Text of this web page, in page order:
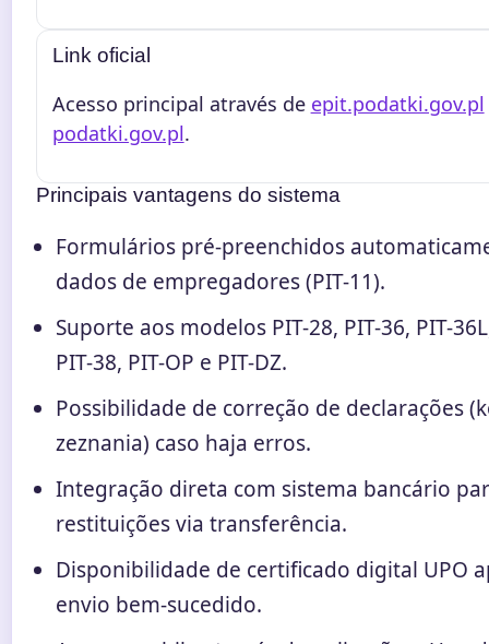
Link oficial
Acesso principal através de epit.podatki.gov.pl
podatki.gov.pl.
Principais vantagens do sistema
Formulários pré-preenchidos
dados de empregadores (PIT-11).
Suporte aos modelos PIT-28, PIT-36, PIT-
PIT-38, PIT-OP e PIT-DZ.
Possibilidade de correção de declarações
zeznania) caso haja erros.
Integração direta com sistema bancário
restituições via transferência.
Disponibilidade de certificado digital UPO
envio bem-sucedido.